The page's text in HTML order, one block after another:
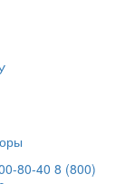
80-40 8 (800)